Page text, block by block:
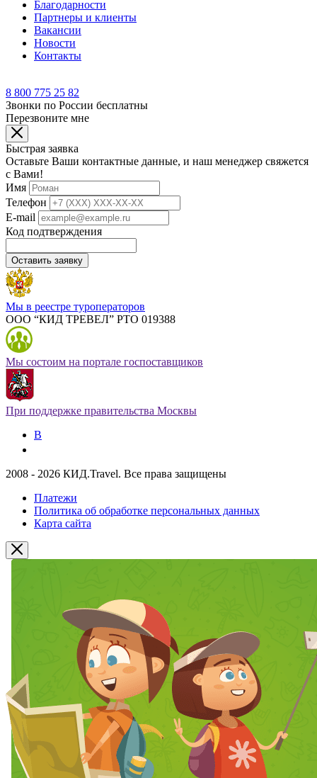
Благодарности
Партнеры и клиенты
Вакансии
Новости
Контакты
8 800 775 25 82
Звонки по России бесплатны
Перезвоните мне
Быстрая заявка
Оставьте Ваши контактные данные, и наш менеджер свяжется
с Вами!
Имя
Телефон
E-mail
Код подтверждения
Оставить заявку
Мы в реестре туроператоров
ООО “КИД ТРЕВЕЛ” РТО 019388
Мы состоим на портале госпоставщиков
При поддержке правительства Москвы
В
2008 - 2026 КИД.Travel. Все права защищены
Платежи
Политика об обработке персональных данных
Карта сайта